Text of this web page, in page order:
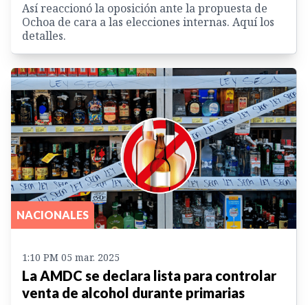
Así reaccionó la oposición ante la propuesta de
Ochoa de cara a las elecciones internas. Aquí los
detalles.
NACIONALES
1:10 PM 05 mar. 2025
La AMDC se declara lista para controlar
venta de alcohol durante primarias